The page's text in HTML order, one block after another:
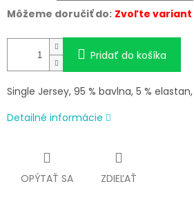
Môžeme doručiť do: Zvoľte variant
Pridať do košíka
Single Jersey, 95 % bavlna, 5 %
Detailné informácie
OPÝTAŤ SA ZDIEĽAŤ